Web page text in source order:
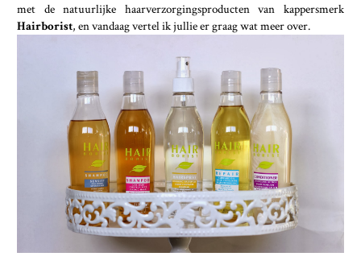
met de natuurlijke haarverzorgingsproducten van kappersmerk
Hairborist, en vandaag vertel ik jullie er graag wat meer over.